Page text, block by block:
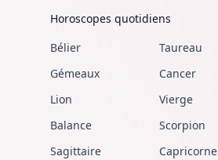
Horoscopes quotidiens
Bélier
Taureau
Gémeaux
Cancer
Lion
Vierge
Balance
Scorpion
Sagittaire
Capricorne